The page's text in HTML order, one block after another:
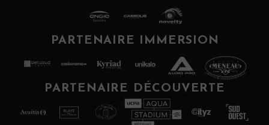
PARTENAIRE IMMERSION
PARTENAIRE DÉCOUVERTE